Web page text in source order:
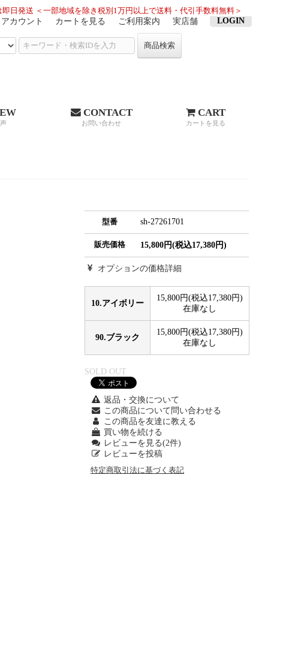
日発送 ＜一部地域を除き税別1万円以上で送料・代引手数料無料＞
カウント カートを見る ご利用案内 実店舗 LOGIN
商品検索
CONTACT
お問い合わせ
CART
カートを見る
型番 sh-27261701
販売価格 15,800円(税込17,380円)
オプションの価格詳細
10.アイボリー
15,800円(税込17,380円)
在庫なし
90.ブラック
15,800円(税込17,380円)
在庫なし
SOLD OUT
返品・交換について
この商品について問い合わせる
この商品を友達に教える
買い物を続ける
レビューを見る(2件)
レビューを投稿
特定商取引法に基づく表記